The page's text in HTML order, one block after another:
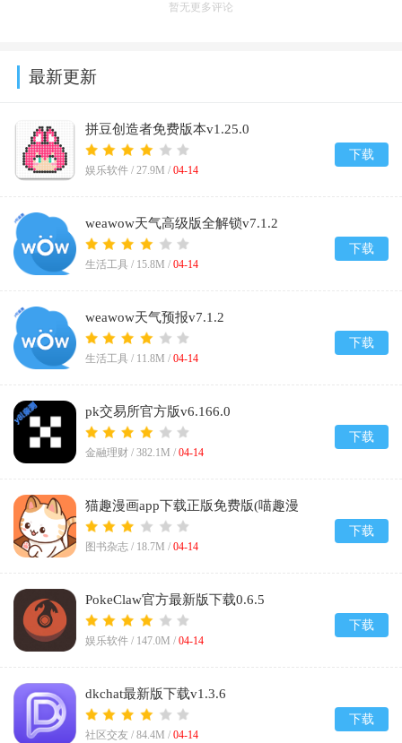
暂无更多评论
最新更新
拼豆创造者免费版本v1.25.0
娱乐软件 / 27.9M / 04-14
下载
weawow天气高级版全解锁v7.1.2
生活工具 / 15.8M / 04-14
下载
weawow天气预报v7.1.2
生活工具 / 11.8M / 04-14
下载
pk交易所官方版v6.166.0
金融理财 / 382.1M / 04-14
下载
猫趣漫画app下载正版免费版(喵趣漫
画)v5.0.0
图书杂志 / 18.7M / 04-14
下载
PokeClaw官方最新版下载0.6.5
娱乐软件 / 147.0M / 04-14
下载
dkchat最新版下载v1.3.6
社区交友 / 84.4M / 04-14
下载